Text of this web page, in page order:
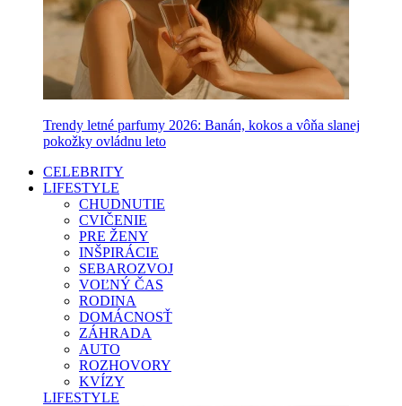
Trendy letné parfumy 2026: Banán, kokos a vôňa slanej
pokožky ovládnu leto
CELEBRITY
LIFESTYLE
CHUDNUTIE
CVIČENIE
PRE ŽENY
INŠPIRÁCIE
SEBAROZVOJ
VOĽNÝ ČAS
RODINA
DOMÁCNOSŤ
ZÁHRADA
AUTO
ROZHOVORY
KVÍZY
LIFESTYLE